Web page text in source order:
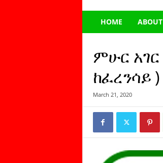
HOME
ምሁር
ከፈረንሳይ )
March 21, 2020